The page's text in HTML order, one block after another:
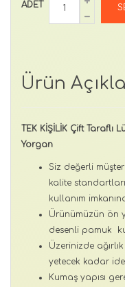
ADET
Ürün
TEK KİŞİLİK Çift Taraflı
Yorgan
Siz değerli
kalite
kullanım
Ürünümüzün ön
desenli pamuk
Üzerinizde
yetecek kadar
Kumaş yapısı